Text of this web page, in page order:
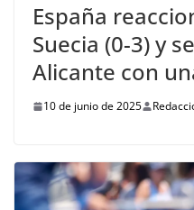
España
Suecia (0-3) y
Alicante con
10 de junio de 2025